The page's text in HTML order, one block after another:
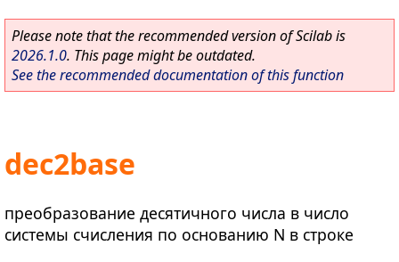
Please note that the recommended version of Scilab is
2026.1.0. This page might be outdated.
See the recommended documentation of this function
dec2base
преобразование десятичного числа в число
системы счисления по основанию N в строке